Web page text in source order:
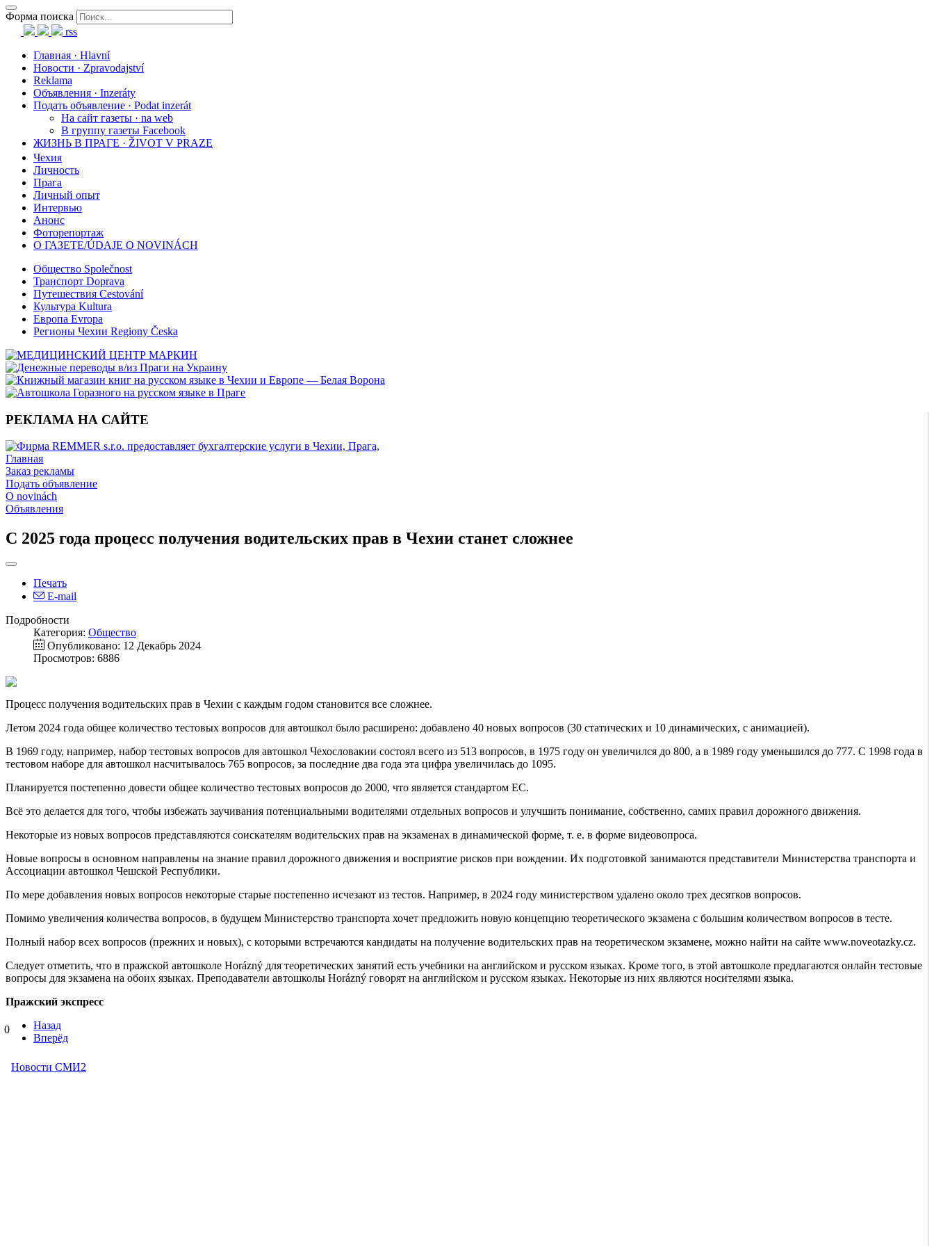
Форма поиска
rss
Главная · Hlavní
Новости · Zpravodajství
Reklama
Объявления · Inzeráty
Подать объявление · Podat inzerát
На сайт газеты · na web
В группу газеты Facebook
ЖИЗНЬ В ПРАГЕ · ŽIVOT V PRAZE
Чехия
Личность
Прага
Личный опыт
Интервью
Анонс
Фоторепортаж
О ГАЗЕТЕ/ÚDAJE O NOVINÁCH
Общество Společnost
Транспорт Doprava
Путешествия Cestování
Культура Kultura
Европа Evropa
Регионы Чехии Regiony Česka
РЕКЛАМА НА САЙТЕ
Главная
Заказ рекламы
Подать объявление
O novinách
Объявления
С 2025 года процесс получения водительских прав в Чехии станет сложнее
Печать
E-mail
Подробности
Категория: Общество
Опубликовано: 12 Декабрь 2024
Просмотров: 6886
Процесс получения водительских прав в Чехии с каждым годом становится все сложнее.
Летом 2024 года общее количество тестовых вопросов для автошкол было расширено: добавлено 40 новых вопросов (30 статических и 10 динамических, с анимацией).
В 1969 году, например, набор тестовых вопросов для автошкол Чехословакии состоял всего из 513 вопросов, в 1975 году он увеличился до 800, а в 1989 году уменьшился до 777. С 1998 года в
тестовом наборе для автошкол насчитывалось 765 вопросов, за последние два года эта цифра увеличилась до 1095.
Планируется постепенно довести общее количество тестовых вопросов до 2000, что является стандартом ЕС.
Всё это делается для того, чтобы избежать заучивания потенциальными водителями отдельных вопросов и улучшить понимание, собственно, самих правил дорожного движения.
Некоторые из новых вопросов представляются соискателям водительских прав на экзаменах в динамической форме, т. е. в форме видеовопроса.
Новые вопросы в основном направлены на знание правил дорожного движения и восприятие рисков при вождении. Их подготовкой занимаются представители Министерства транспорта и
Ассоциации автошкол Чешской Республики.
По мере добавления новых вопросов некоторые старые постепенно исчезают из тестов. Например, в 2024 году министерством удалено около трех десятков вопросов.
Помимо увеличения количества вопросов, в будущем Министерство транспорта хочет предложить новую концепцию теоретического экзамена с большим количеством вопросов в тесте.
Полный набор всех вопросов (прежних и новых), с которыми встречаются кандидаты на получение водительских прав на теоретическом экзамене, можно найти на сайте www.noveotazky.cz.
Следует отметить, что в пражской автошколе Horázný для теоретических занятий есть учебники на английском и русском языках. Кроме того, в этой автошколе предлагаются онлайн тестовые
вопросы для экзамена на обоих языках. Преподаватели автошколы Horázný говорят на английском и русском языках. Некоторые из них являются носителями языка.
Пражский экспресс
0
Назад
Вперёд